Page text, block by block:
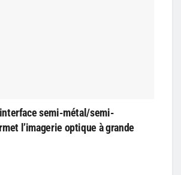
semi-métal/semi-
l’imagerie optique à grande